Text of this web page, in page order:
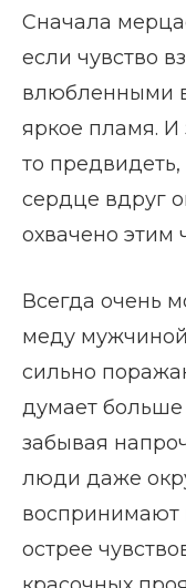
Сначала
если чувство
влюбленными
яркое пламя. И
то
сердце вдруг
охвачено этим
Всегда очень
меду
сильно
думает больше
забывая
люди даже
воспринимают
острее